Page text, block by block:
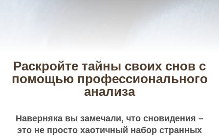
Раскройте тайны своих снов с
помощью профессионального
анализа
Наверняка вы замечали, что сновидения –
это не просто хаотичный набор странных